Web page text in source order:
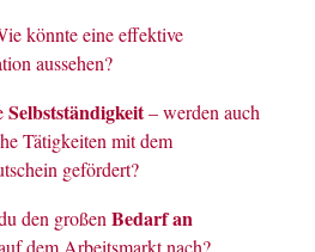
könnte eine effektive
aussehen?
Selbstständigkeit– werden auch
Tätigkeiten mit dem
gefördert?
den großen Bedarf an
dem Arbeitsmarkt nach?